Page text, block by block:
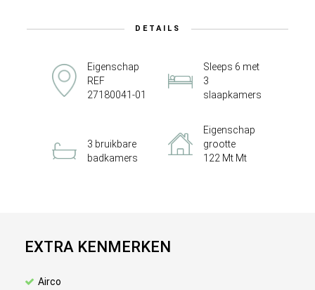
DETAILS
Eigenschap
REF
27180041-01
Sleeps 6 met
3
slaapkamers
3 bruikbare
badkamers
Eigenschap
grootte
122 Mt Mt
EXTRA KENMERKEN
Airco